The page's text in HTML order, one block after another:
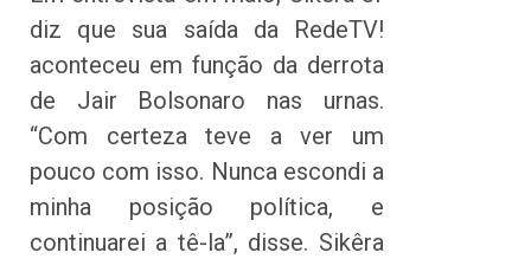
diz que sua saída da RedeTV!
aconteceu em função da derrota
de Jair Bolsonaro nas urnas.
“Com certeza teve a ver um
pouco com isso. Nunca escondi a
minha posição política, e
continuarei a tê-la”, disse. Sikêra